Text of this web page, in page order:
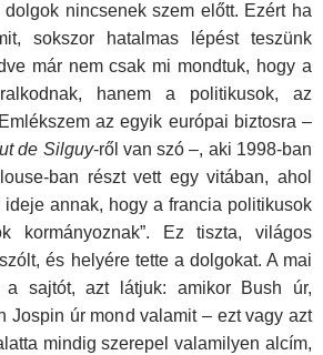
nincsenek szem előtt. Ezért ha
sokszor hatalmas lépést teszünk
már nem csak mi mondtuk, hogy a
hanem a politikusok, az
az egyik európai biztosra –
de Silguy-ről van szó –, aki 1998-ban
ban részt vett egy vitában, ahol
ideje annak, hogy a francia politikusok
kormányoznak”. Ez tiszta, világos
és helyére tette a dolgokat. A mai
a sajtót, azt látjuk: amikor Bush úr,
Jospin úr mond valamit – ezt vagy azt
mindig szerepel valamilyen alcím,